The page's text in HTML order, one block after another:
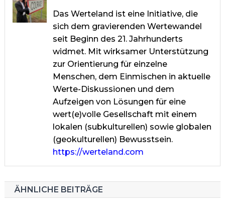
Das Werteland ist eine Initiative, die
sich dem gravierenden Wertewandel
seit Beginn des 21. Jahrhunderts
widmet. Mit wirksamer Unterstützung
zur Orientierung für einzelne
Menschen, dem Einmischen in aktuelle
Werte-Diskussionen und dem
Aufzeigen von Lösungen für eine
wert(e)volle Gesellschaft mit einem
lokalen (subkulturellen) sowie globalen
(geokulturellen) Bewusstsein.
https://werteland.com
ÄHNLICHE BEITRÄGE